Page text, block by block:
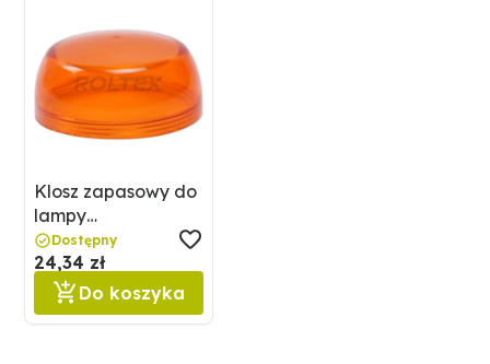
Klosz zapasowy do
lampy
ostrzegawczej
GRANIT 19311919
Dostępny
24,34 zł
Do koszyka